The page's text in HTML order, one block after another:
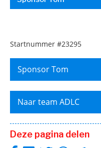
Startnummer #23295
Sponsor Tom
Naar team ADLC
Deze pagina delen